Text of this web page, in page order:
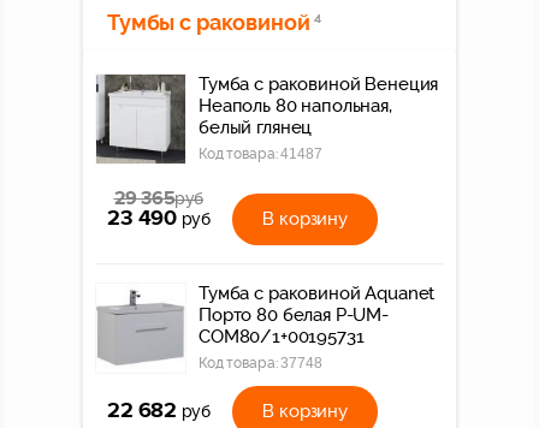
Тумбы с раковиной 4
Тумба с раковиной Венеция
Неаполь 80 напольная,
белый глянец
Код товара:41487
29 365руб
23 490 руб В корзину
Тумба с раковиной Aquanet
Порто 80 белая P-UM-
COM80/1+00195731
Код товара:37748
22 682 руб В корзину